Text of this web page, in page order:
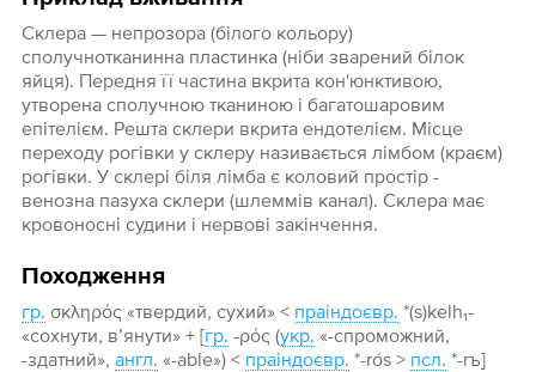
Склера — непрозора (білого кольору)
сполучнотканинна пластинка (ніби зварений білок
яйця). Передня її частина вкрита кон'юнктивою,
утворена сполучною тканиною і багатошаровим
епітелієм. Решта склери вкрита ендотелієм. Місце
переходу рогівки у склеру називається лімбом (краєм)
рогівки. У склері біля лімба є коловий простір -
венозна пазуха склери (шлеммів канал). Склера має
кровоносні судини і нервові закінчення.
Походження
гр. σκληρός «твердий, сухий» < праіндоєвр. *(s)kelh₁-
«сохнути, в’янути» + [гр. -ρός (укр. «-спроможний,
-здатний», англ. «-able») < праіндоєвр. *-rós > псл. *-rъ]